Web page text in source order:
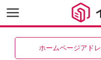
ホームページアド